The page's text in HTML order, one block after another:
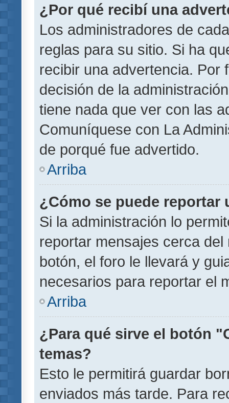
¿Por qué recibí una
Los administradores de
reglas para su sitio. Si ha
recibir una advertencia. Por
decisión de la
tiene nada que ver con las
Comuníquese con La
de porqué fue advertido.
Arriba
¿Cómo se puede reportar
Si la administración lo
reportar mensajes cerca
botón, el foro le llevará y
necesarios para reportar el
Arriba
¿Para qué sirve el botón
temas?
Esto le permitirá guardar
enviados más tarde. Para